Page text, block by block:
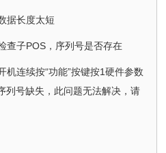
据长度太短
查子POS，序列号是否存在
机连续按“功能”按键按1硬件参数
列号缺失，此问题无法解决，请